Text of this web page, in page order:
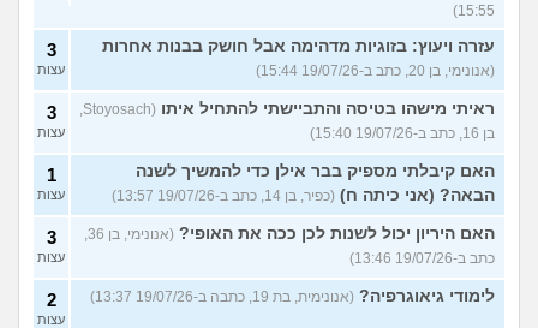
15:55)
עזרה ויעוץ: בזוגיות מדהימה אבל חושק בבנות אחרות
(אנונימי, בן 20, כתב ב-19/07/26 15:44)
3
עצות
ראיתי מישהו בטיסה והתביישתי להתחיל איתו
(Stoyosach,
בן 16, כתב ב-19/07/26 15:40)
3
עצות
האם קיבלתי מספיק בבר אילן כדי להמשיך לשנה
הבאה? (אני כיתה ח) (כפיר, בן 14, כתב ב-19/07/26 13:57)
1
עצות
האם היריון יכול לשנות לכן ככה את האופי?
(אנונימי, בן 36,
כתב ב-19/07/26 13:46)
3
עצות
לימודי גיאוגרפיה? (אנונימית, בת 19, כתבה ב-19/07/26 13:37) 2
עצות